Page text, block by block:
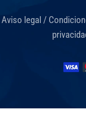
Aviso legal /